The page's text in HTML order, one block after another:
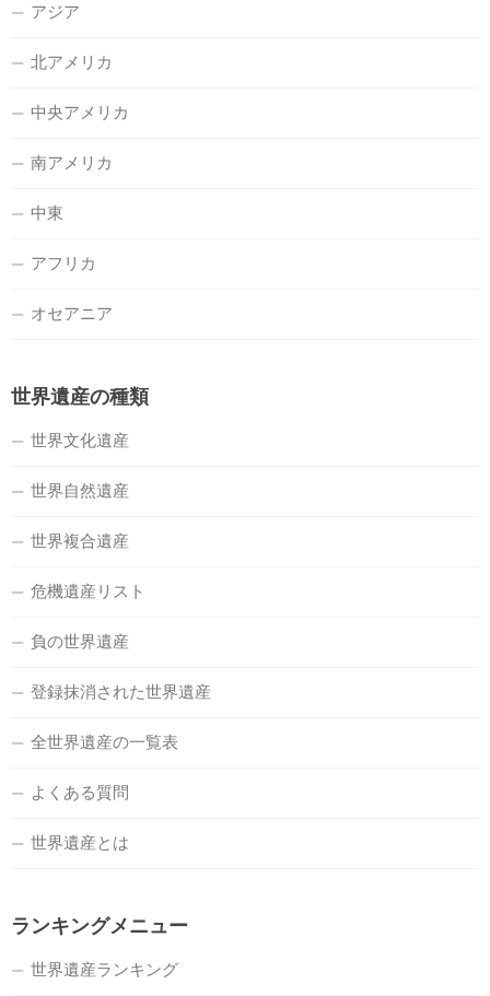
アジア
北アメリカ
中央アメリカ
南アメリカ
中東
アフリカ
オセアニア
世界遺産の種類
世界文化遺産
世界自然遺産
世界複合遺産
危機遺産リスト
負の世界遺産
登録抹消された世界遺産
全世界遺産の一覧表
よくある質問
世界遺産とは
ランキングメニュー
世界遺産ランキング